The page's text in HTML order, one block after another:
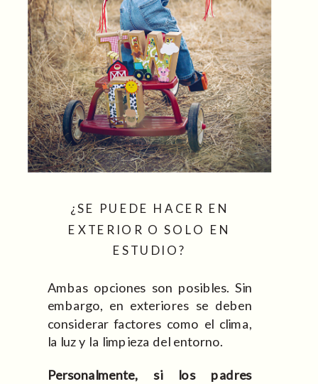
¿SE PUEDE HACER EN
EXTERIOR O SOLO EN
ESTUDIO?
Ambas opciones son posibles. Sin
embargo, en exteriores se deben
considerar factores como el clima,
la luz y la limpieza del entorno.
Personalmente, si los padres